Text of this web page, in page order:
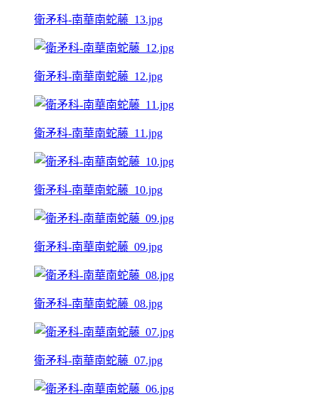
衛矛科-南華南蛇藤_13.jpg
衛矛科-南華南蛇藤_12.jpg
衛矛科-南華南蛇藤_11.jpg
衛矛科-南華南蛇藤_10.jpg
衛矛科-南華南蛇藤_09.jpg
衛矛科-南華南蛇藤_08.jpg
衛矛科-南華南蛇藤_07.jpg